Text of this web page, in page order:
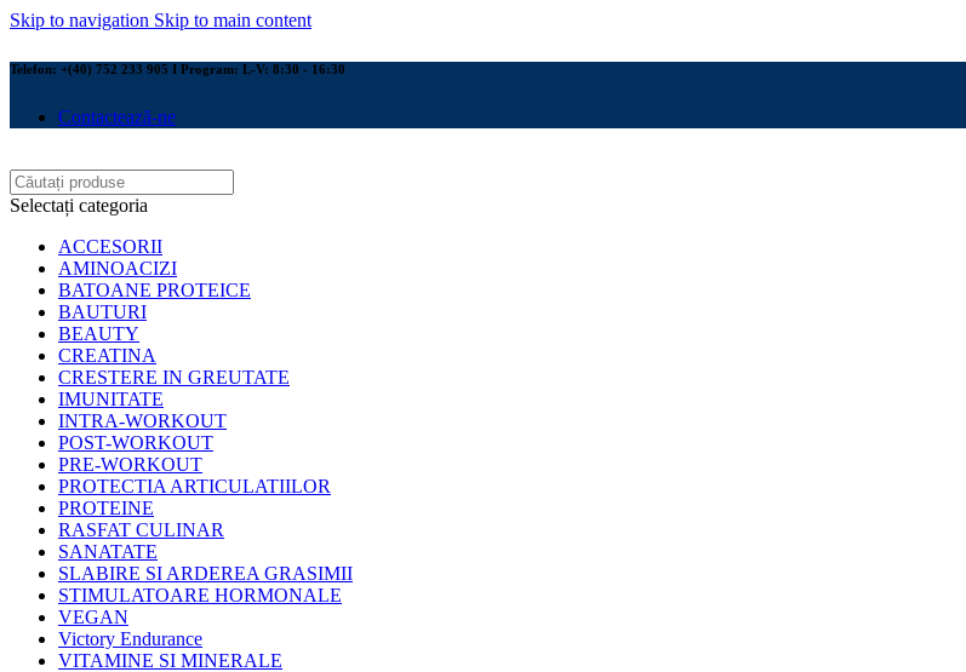
Skip to navigation Skip to main content
Telefon: +(40) 752 233 905 I Program: L-V: 8:30 - 16:30
Contactează-ne
Selectați categoria
ACCESORII
AMINOACIZI
BATOANE PROTEICE
BAUTURI
BEAUTY
CREATINA
CRESTERE IN GREUTATE
IMUNITATE
INTRA-WORKOUT
POST-WORKOUT
PRE-WORKOUT
PROTECTIA ARTICULATIILOR
PROTEINE
RASFAT CULINAR
SANATATE
SLABIRE SI ARDEREA GRASIMII
STIMULATOARE HORMONALE
VEGAN
Victory Endurance
VITAMINE SI MINERALE